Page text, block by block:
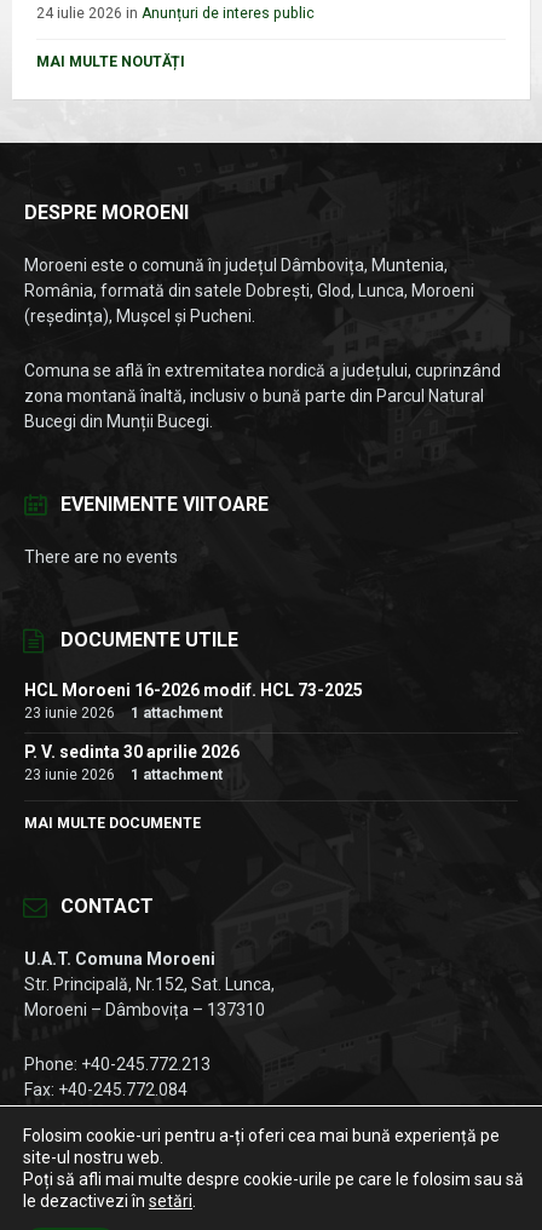
24 iulie 2026 in Anunțuri de interes public
MAI MULTE NOUTĂȚI
DESPRE MOROENI
Moroeni este o comună în județul Dâmbovița, Muntenia,
România, formată din satele Dobrești, Glod, Lunca, Moroeni
(reședința), Mușcel și Pucheni.
Comuna se află în extremitatea nordică a județului, cuprinzând
zona montană înaltă, inclusiv o bună parte din Parcul Natural
Bucegi din Munții Bucegi.
EVENIMENTE VIITOARE
There are no events
DOCUMENTE UTILE
HCL Moroeni 16-2026 modif. HCL 73-2025
23 iunie 2026 1 attachment
P. V. sedinta 30 aprilie 2026
23 iunie 2026 1 attachment
MAI MULTE DOCUMENTE
CONTACT
U.A.T. Comuna Moroeni
Str. Principală, Nr.152, Sat. Lunca,
Moroeni – Dâmbovița – 137310
Phone: +40-245.772.213
Fax: +40-245.772.084
FacebookInstagramLinkedIn
Folosim cookie-uri pentru a-ți oferi cea mai bună experiență pe
site-ul nostru web.
Poți să afli mai multe despre cookie-urile pe care le folosim sau să
le dezactivezi în setări